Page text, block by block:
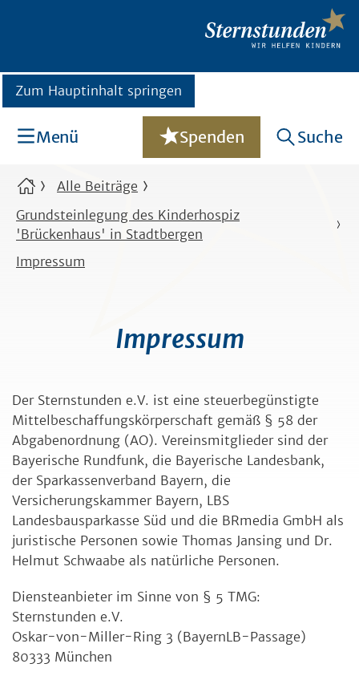
Zum Hauptinhalt springen
Menü Spenden Suche
Alle Beiträge
Grundsteinlegung des Kinderhospiz
'Brückenhaus' in Stadtbergen
Impressum
Impressum
Der Sternstunden e.V. ist eine steuerbegünstigte
Mittelbeschaffungskörperschaft gemäß § 58 der
Abgabenordnung (AO). Vereinsmitglieder sind der
Bayerische Rundfunk, die Bayerische Landesbank,
der Sparkassenverband Bayern, die
Versicherungskammer Bayern, LBS
Landesbausparkasse Süd und die BRmedia GmbH als
juristische Personen sowie Thomas Jansing und Dr.
Helmut Schwaabe als natürliche Personen.
Diensteanbieter im Sinne von § 5 TMG:
Sternstunden e.V.
Oskar-von-Miller-Ring 3 (BayernLB-Passage)
80333 München